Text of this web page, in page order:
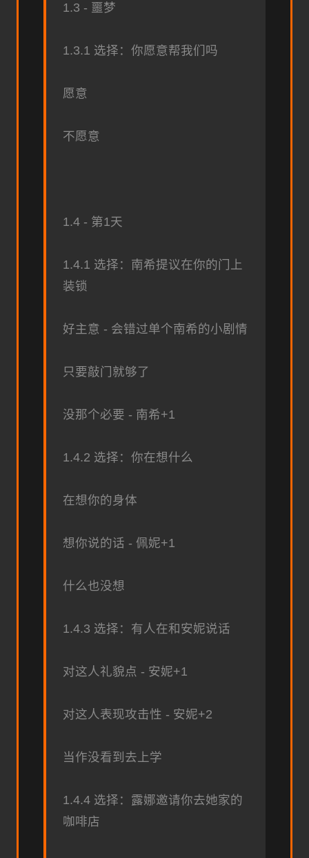
1.3 - 噩梦
1.3.1 选择：你愿意帮我们吗
愿意
不愿意
1.4 - 第1天
1.4.1 选择：南希提议在你的门上
装锁
好主意 - 会错过单个南希的小剧情
只要敲门就够了
没那个必要 - 南希+1
1.4.2 选择：你在想什么
在想你的身体
想你说的话 - 佩妮+1
什么也没想
1.4.3 选择：有人在和安妮说话
对这人礼貌点 - 安妮+1
对这人表现攻击性 - 安妮+2
当作没看到去上学
1.4.4 选择：露娜邀请你去她家的
咖啡店